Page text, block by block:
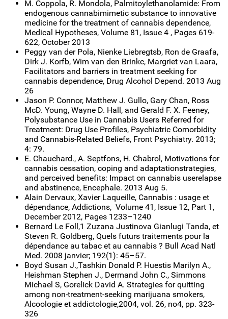
M. Coppola, R. Mondola, Palmitoylethanolamide: From
endogenous cannabimimetic substance to innovative
medicine for the treatment of cannabis dependence,
Medical Hypotheses, Volume 81, Issue 4 , Pages 619-
622, October 2013
Peggy van der Pola, Nienke Liebregtsb, Ron de Graafa,
Dirk J. Korfb, Wim van den Brinkc, Margriet van Laara,
Facilitators and barriers in treatment seeking for
cannabis dependence, Drug Alcohol Depend. 2013 Aug
26
Jason P. Connor, Matthew J. Gullo, Gary Chan, Ross
McD. Young, Wayne D. Hall, and Gerald F. X. Feeney,
Polysubstance Use in Cannabis Users Referred for
Treatment: Drug Use Profiles, Psychiatric Comorbidity
and Cannabis-Related Beliefs, Front Psychiatry. 2013;
4: 79.
E. Chauchard., A. Septfons, H. Chabrol, Motivations for
cannabis cessation, coping and adaptationstrategies,
and perceived benefits: Impact on cannabis userelapse
and abstinence, Encephale. 2013 Aug 5.
Alain Dervaux, Xavier Laqueille, Cannabis : usage et
dépendance, Addictions, Volume 41, Issue 12, Part 1,
December 2012, Pages 1233–1240
Bernard Le Foll,1 Zuzana Justinova Gianlugi Tanda, et
Steven R. Goldberg, Quels futurs traitements pour la
dépendance au tabac et au cannabis ? Bull Acad Natl
Med. 2008 janvier; 192(1): 45–57.
Boyd Susan J.,Tashkin Donald P. Huestis Marilyn A.,
Heishman Stephen J., Dermand John C., Simmons
Michael S, Gorelick David A. Strategies for quitting
among non-treatment-seeking marijuana smokers,
Alcoologie et addictologie,2004, vol. 26, no4, pp. 323-
326